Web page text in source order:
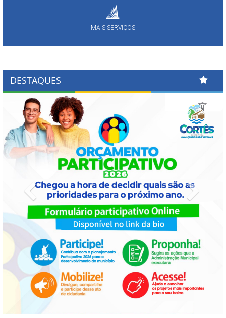
MAIS SERVIÇOS
DESTAQUES
Previous